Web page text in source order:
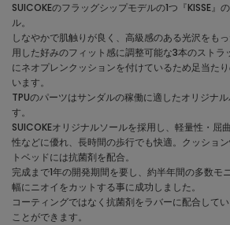
SUICOKEのフラッグシップモデルの1つ『KISSE』
ル。
しなやかで肌触りが良く、高級感のある光沢をも
用した好みのフィット感に調整可能な3本のストラ
にネオプレンクッションを付けているため足当た
います。
TPUのパーツはサンダルの稼働に適したオリジナ
す。
SUICOKEオリジナルソールを採用し、軽量性・屈
性などに優れ、長時間の歩行でも快適。クッショ
トベッドには抗菌剤を配合。
完成まで1年の開発期間を要し、約半年間の多数モ
幅にニオイをカットする事に成功しました。
コーティングではなく抗菌剤をラバーに配合して
ことができます。